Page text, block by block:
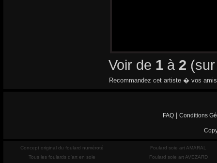
Voir de 1 à 2
Recommandez cet artiste � vos
FAQ Conditions
Concept original du foulard numéroté
Tous les foulards d'art en soie
Foulard soie art AMARAL
Foulard soie art AVEZARD